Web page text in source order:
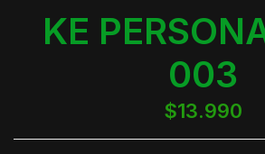
KE
003
$13.990